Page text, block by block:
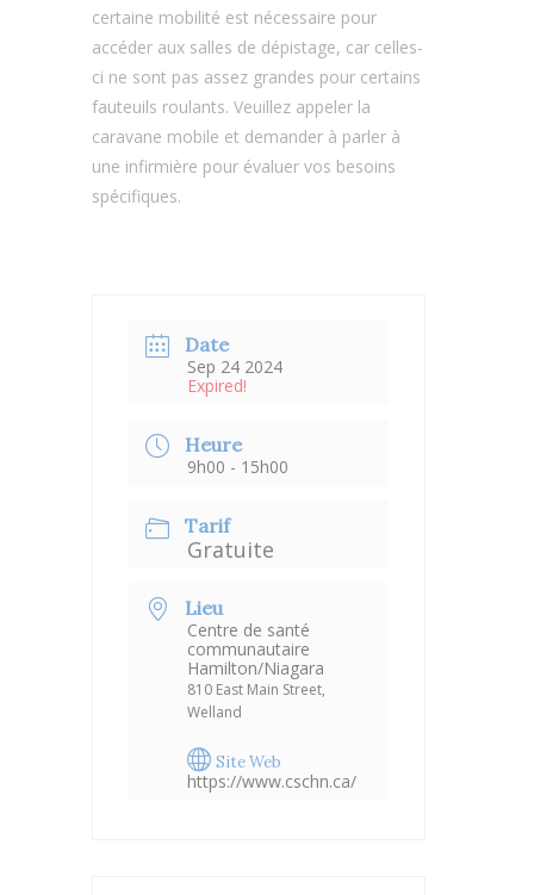
certaine mobilité est nécessaire pour
accéder aux salles de dépistage, car celles-
ci ne sont pas assez grandes pour certains
fauteuils roulants. Veuillez appeler la
caravane mobile et demander à parler à
une infirmière pour évaluer vos besoins
spécifiques.
Date
Sep 24 2024
Expired!
Heure
9h00 - 15h00
Tarif
Gratuite
Lieu
Centre de santé
communautaire
Hamilton/Niagara
810 East Main Street,
Welland
Site Web
https://www.cschn.ca/